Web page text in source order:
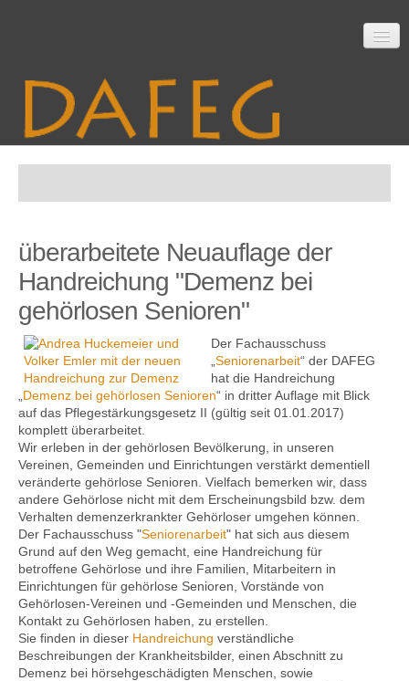
Mitarbeit
Material
Themen
Kontakt
überarbeitete Neuauflage der
Handreichung "Demenz bei
gehörlosen Senioren"
Der Fachausschuss
Seniorenarbeit“ der DAFEG
hat die Handreichung
Demenz bei gehörlosen Senioren“ in dritter Auflage mit Blick
auf das Pflegestärkungsgesetz II (gültig seit 01.01.2017)
komplett überarbeitet.
Wir erleben in der gehörlosen Bevölkerung, in unseren
Vereinen, Gemeinden und Einrichtungen verstärkt dementiell
veränderte gehörlose Senioren. Vielfach bemerken wir, dass
andere Gehörlose nicht mit dem Erscheinungsbild bzw. dem
Verhalten demenzerkrankter Gehörloser umgehen können.
Der Fachausschuss "Seniorenarbeit" hat sich aus diesem
Grund auf den Weg gemacht, eine Handreichung für
betroffene Gehörlose und ihre Familien, Mitarbeitern in
Einrichtungen für gehörlose Senioren, Vorstände von
Gehörlosen-Vereinen und -Gemeinden und Menschen, die
Kontakt zu Gehörlosen haben, zu erstellen.
Sie finden in dieser Handreichung verständliche
Beschreibungen der Krankheitsbilder, einen Abschnitt zu
Demenz bei hörsehgeschädigten Menschen, sowie